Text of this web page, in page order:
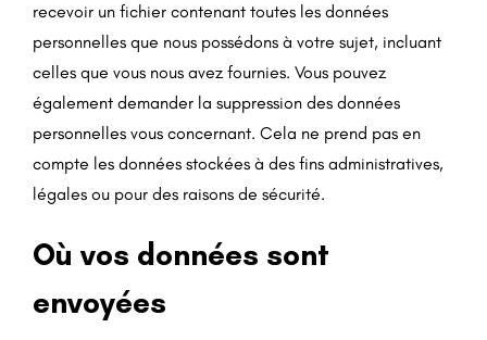
recevoir un fichier contenant toutes les données
personnelles que nous possédons à votre sujet, incluant
celles que vous nous avez fournies. Vous pouvez
également demander la suppression des données
personnelles vous concernant. Cela ne prend pas en
compte les données stockées à des fins administratives,
légales ou pour des raisons de sécurité.
Où vos données sont
envoyées